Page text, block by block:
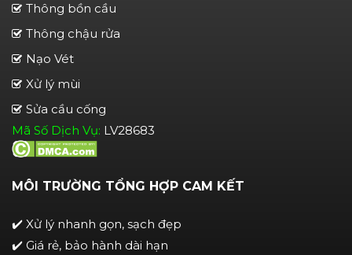
Thông bồn cầu
Thông chậu rửa
Nạo Vét
Xử lý mùi
Sửa cầu cống
Mã Số Dịch Vụ: LV28683
MÔI TRƯỜNG TỔNG HỢP CAM KẾT
✔️ Xử lý nhanh gọn, sạch đẹp
✔️ Giá rẻ, bảo hành dài hạn